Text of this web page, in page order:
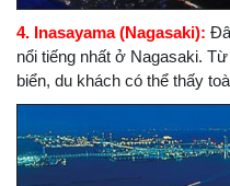
4. Inasayama (Nagasaki):
nổi tiếng nhất ở Nagasaki.
biển, du khách có thể thấy